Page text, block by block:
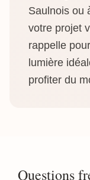
Saulnois ou
votre projet
rappelle
lumière
profiter du
Questions